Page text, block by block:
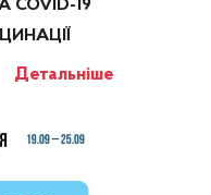
19
Детальніше